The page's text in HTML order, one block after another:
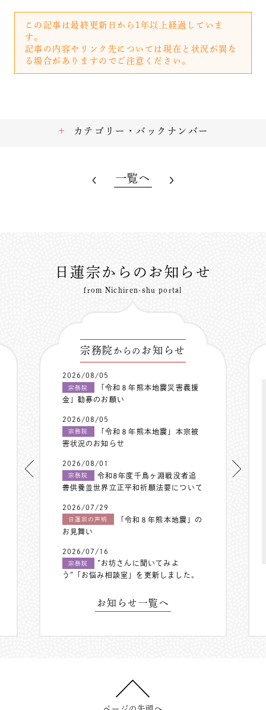
この記事は最終更新日から1年以上経過していま
す。
記事の内容やリンク先については現在と状況が異な
る場合がありますのでご注意ください。
カテゴリー・バックナンバー
一覧へ
日蓮宗からのお知らせ
from Nichiren-shu portal
宗務院 からの お知らせ
2026/08/05
宗務院
「令和８年熊本地震災害義援
金」勧募のお願い
2026/08/05
宗務院
「令和８年熊本地震」本宗被
害状況のお知らせ
2026/08/01
宗務院
令和8年度千鳥ヶ淵戦没者追
善供養並世界立正平和祈願法要について
2026/07/29
日蓮宗の声明
「令和８年熊本地震」の
お見舞い
2026/07/16
宗務院
”お坊さんに聞いてみよ
う”「お悩み相談室」を更新しました。
お知らせ一覧へ